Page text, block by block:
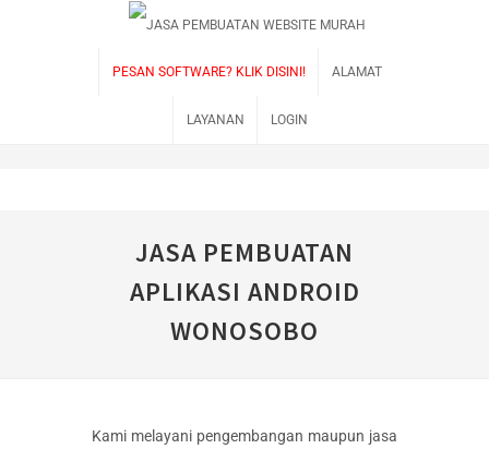
PESAN SOFTWARE? KLIK DISINI! ALAMAT
LAYANAN LOGIN
JASA PEMBUATAN
APLIKASI ANDROID
WONOSOBO
Kami melayani pengembangan maupun jasa